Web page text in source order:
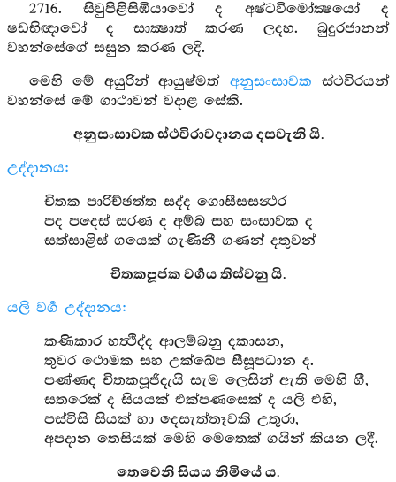
2716. සිවුපිළිසිඹියාවෝ ද අෂ්ටවිමෝක්‍ෂයෝ ද
ෂඩභිඥාවෝ ද සාක්‍ෂාත් කරණ ලදහ. බුදුරජානන්
වහන්සේගේ සසුන කරණ ලදි.
මෙහි මේ අයුරින් ආයුෂ්මත් අනුසංසාවක ස්ථවිරයන්
වහන්සේ මේ ගාථාවන් වදාළ සේකි.
අනුසංසාවක ස්ථවිරාවදානය දසවැනි යි.
උද්දානය:
චිතක පාරිච්ඡත්ත සද්ද ගොසීසසන්‍ථර
පද පදෙස් සරණ ද අම්බ සහ සංසාවක ද
සත්සාළිස් ගයෙක් ගැණිනී ගණන් දතුවන්
චිතකපූජක වර්‍ගය තිස්වනු යි.
යලි වර්‍ග උද්දානය:
කණිකාර හත්‍ථිද්ද ආලම්බනු දකාසන,
තුවර ථොමක සහ උක්ඛේප සීසූපධාන ද.
පණ්ණද චිතකපූජිදැයි සැම ලෙසින් ඇති මෙහි ගී,
සතරෙක් ද සියයක් එක්පණසෙක් ද යලි එහි,
පස්විසි සියක් හා දෙසැත්තෑවකි උතුරා,
අපදාන තෙසියක් මෙහි මෙතෙක් ගයින් කියන ලදී.
තෙවෙනි සියය නිමියේ ය.